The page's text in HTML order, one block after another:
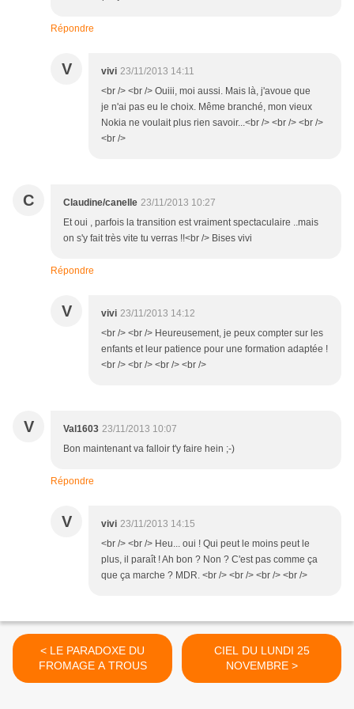
Répondre
V vivi 23/11/2013 14:11
<br /> <br /> Ouiii, moi aussi. Mais là, j'avoue que
je n'ai pas eu le choix. Même branché, mon vieux
Nokia ne voulait plus rien savoir...<br /> <br /> <br />
<br />
C Claudine/canelle 23/11/2013 10:27
Et oui , parfois la transition est vraiment spectaculaire ..mais
on s'y fait très vite tu verras !!<br /> Bises vivi
Répondre
V vivi 23/11/2013 14:12
<br /> <br /> Heureusement, je peux compter sur les
enfants et leur patience pour une formation adaptée !
<br /> <br /> <br /> <br />
V Val1603 23/11/2013 10:07
Bon maintenant va falloir t'y faire hein ;-)
Répondre
V vivi 23/11/2013 14:15
<br /> <br /> Heu... oui ! Qui peut le moins peut le
plus, il paraît ! Ah bon ? Non ? C'est pas comme ça
que ça marche ? MDR. <br /> <br /> <br /> <br />
< LE PARADOXE DU
FROMAGE A TROUS
CIEL DU LUNDI 25
NOVEMBRE >